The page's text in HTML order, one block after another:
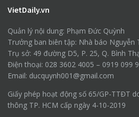
VietDaily.vn
Quản lý nội dung: Phạm Đức Quỳnh
Trưởng ban biên tập: Nhà báo Nguyễn
Trụ sở: 49 đường D5, P. 25, Q. Bình
Điện thoại: 028 3602 4005 – 0919 099
Email: ducquynh001@gmail.com
Giấy phép hoạt động số 65/GP-TTĐT
thông TP. HCM cấp ngày 4-10-2019